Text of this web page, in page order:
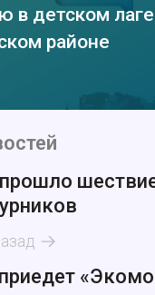
в детском
районе